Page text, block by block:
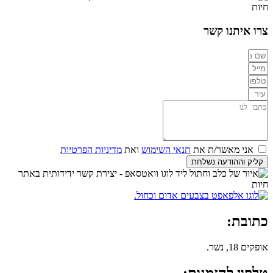
צרו איתנו קשר
אני מאשר/ת את תנאי השימוש ואת מדיניות הפרטיות
קליק וההודעה נשלחת
כתובת:
אופקים 18, נשר.